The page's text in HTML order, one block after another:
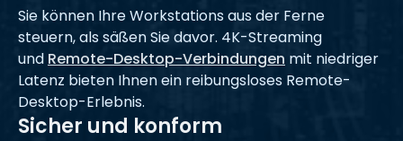
Sie können Ihre Workstations aus der Ferne
steuern, als säßen Sie davor. 4K-Streaming
und Remote-Desktop-Verbindungen mit niedriger
Latenz bieten Ihnen ein reibungsloses Remote-
Desktop-Erlebnis.
Sicher und konform